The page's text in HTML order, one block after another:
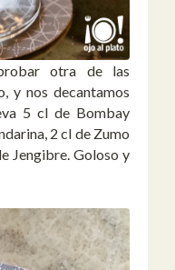
otra de las
y nos decantamos
5 cl de Bombay
2 cl de Zumo
Jengibre. Goloso y